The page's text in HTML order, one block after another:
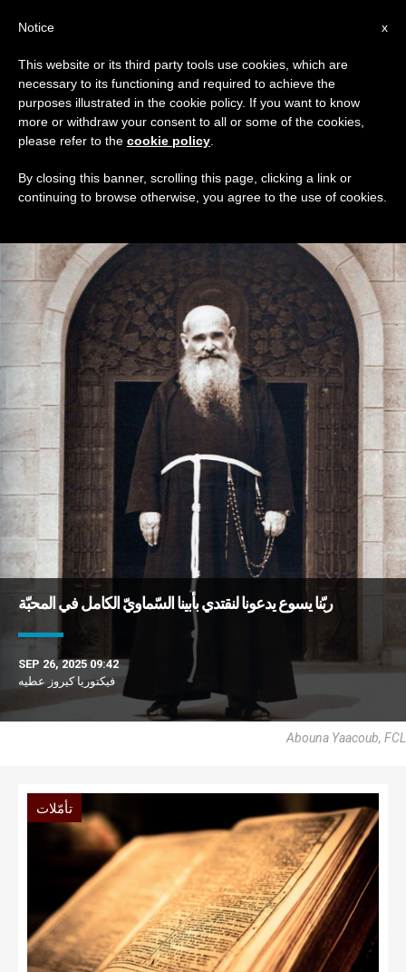
TAG
Posts Tagged ‘قريب’
DERNIÈRES NOUVELLES
ربّنا يسوع يدعونا لنقتدي بأبينا السّماويّ الكامل في المحبّة
SEP 26, 2025 09:42
فيكتوريا كيروز عطيه
Abouna Yaacoub, FCL
تأمّلات
x
Notice
This website or its third party tools use cookies, which are
necessary to its functioning and required to achieve the
purposes illustrated in the cookie policy. If you want to know
more or withdraw your consent to all or some of the cookies,
please refer to the cookie policy
By closing this banner, scrolling this page, clicking a link or
continuing to browse otherwise, you agree to the use of cookies.